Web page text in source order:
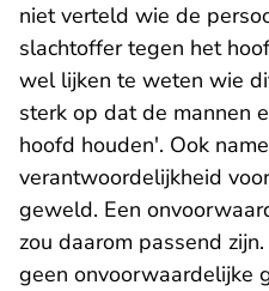
niet verteld wie de
slachtoffer tegen het
wel lijken te weten wie
sterk op dat de mannen
hoofd houden'. Ook
verantwoordelijkheid
geweld. Een
zou daarom passend
geen onvoorwaardelijke